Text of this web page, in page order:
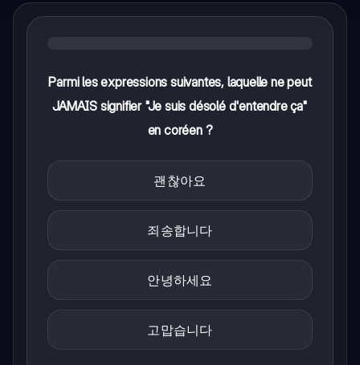
Parmi les expressions suivantes, laquelle ne peut
JAMAIS signifier "Je suis désolé d'entendre ça"
en coréen ?
괜찮아요
죄송합니다
안녕하세요
고맙습니다